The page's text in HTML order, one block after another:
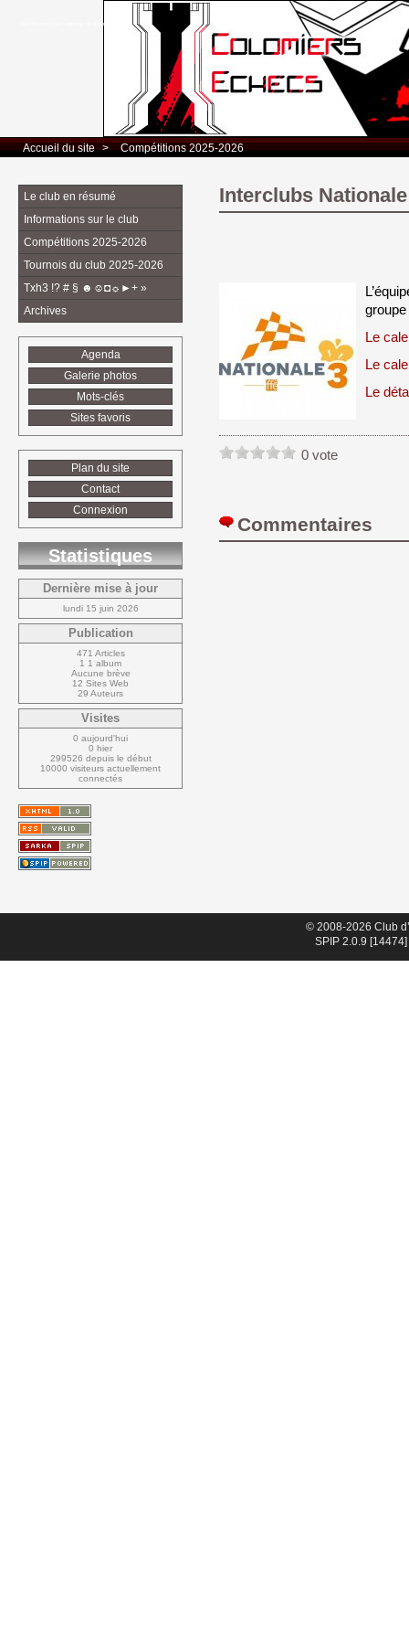
Club d’Echecs Léo Lagrange de Colomiers
Accueil du site > Compétitions 2025-2026
Interclubs
groupe
Le
Le
Le
0 vote
Commentaires
Le club en résumé
Informations sur le club
Compétitions 2025-2026
Tournois du club 2025-2026
Txh3 !? # § ☻☺◘☼►+ »
Archives
Agenda
Galerie photos
Mots-clés
Sites favoris
Plan du site
Contact
Connexion
Statistiques
Dernière mise à jour
lundi 15 juin 2026
Publication
471 Articles
1 1 album
Aucune brève
12 Sites Web
29 Auteurs
Visites
0 aujourd'hui
0 hier
299526 depuis le début
10000 visiteurs actuellement
connectés
© 2008-2026 Club
SPIP 2.0.9 [14474]